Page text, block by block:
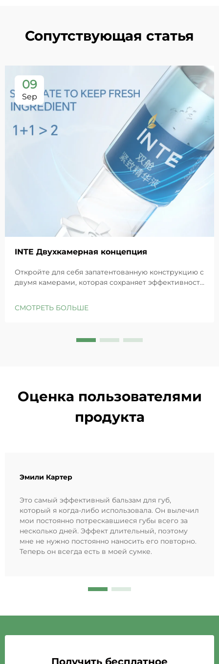
Сопутствующая статья
09
Sep
INTE Двухкамерная концепция
Откройте для себя запатентованную конструкцию с
двумя камерами, которая сохраняет эффективность
восстанавливает барьеры чувствительной кожи.
СМОТРЕТЬ БОЛЬШЕ
Оценка пользователями
продукта
Эмили Картер
Это самый эффективный бальзам для губ,
который я когда-либо использовала. Он вылечил
мои постоянно потрескавшиеся губы всего за
несколько дней. Эффект длительный, поэтому
мне не нужно постоянно наносить его повторно.
Теперь он всегда есть в моей сумке.